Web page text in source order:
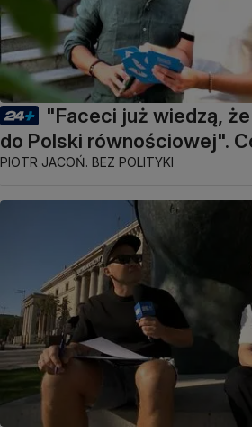
"Faceci już wiedzą,
do Polski równościowej".
PIOTR JACOŃ. BEZ POLITYKI